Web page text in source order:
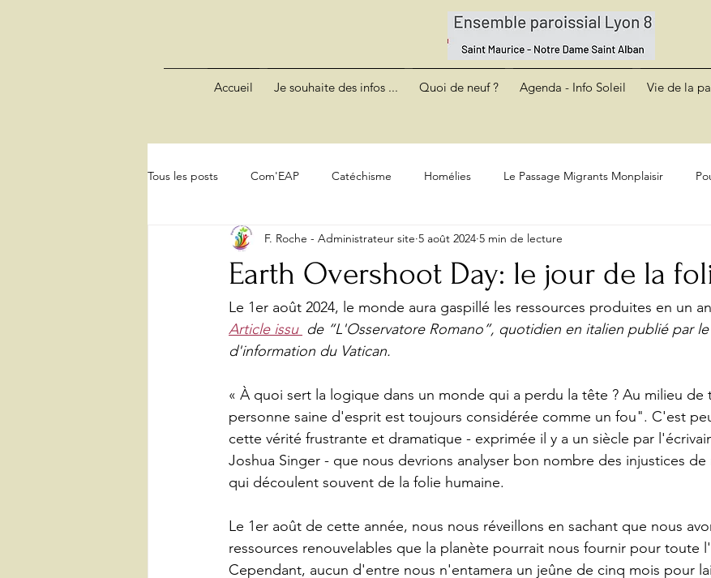
Accueil Je souhaite des infos ... Quoi de neuf ? Agenda - Info Soleil Vie de la
Tous les posts Com'EAP Catéchisme Homélies Le Passage Migrants Monplaisir
Earth Overshoot Day: le jour de la
F. Roche - Administrateur site 5 août 2024 5 min de lecture
Le 1er août 2024, le monde aura gaspillé les ressources produites en un
Article issu de “L'Osservatore Romano”, quotidien en italien publié par
d'information du Vatican.
« À quoi sert la logique dans un monde qui a perdu la tête ? Au milieu de
personne saine d'esprit est toujours considérée comme un fou". C'est
cette vérité frustrante et dramatique - exprimée il y a un siècle par
Joshua Singer - que nous devrions analyser bon nombre des injustices
qui découlent souvent de la folie humaine.
Le 1er août de cette année, nous nous réveillons en sachant que nous
ressources renouvelables que la planète pourrait nous fournir pour toute
Cependant, aucun d'entre nous n'entamera un jeûne de cinq mois pour